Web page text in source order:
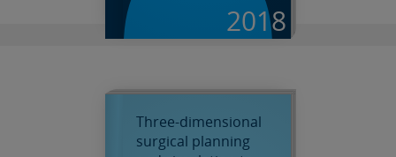
2018
Three-dimensional
surgical planning